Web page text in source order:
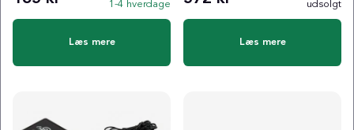
1-4 hverdage
Læs mere
udsolgt
Læs mere